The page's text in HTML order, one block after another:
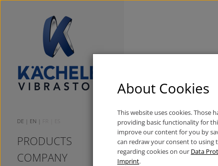
DE EN
PRODUCTS
COMPANY
Karriere bei
Innovation, Präzision
Rotoren und
Unsere
Bau-, Druck- und
About Cookies
This website uses cookies. Those
providing basic functionality for
improve our content for you by
can redraw your consent to using
regarding cookies on our Data
Imprint.